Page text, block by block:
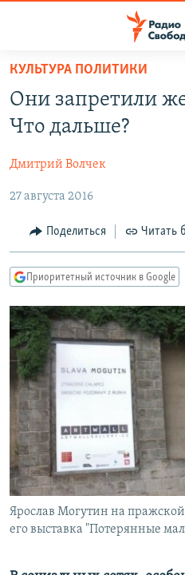
упрощенного
доступа
Вернуться
основному
Вернутся
главной
навигации
Вернутся
поиску
ЦИТАТЫ СВОБОДЫ
МНЕНИЯ
КУЛЬТУРА
IDEL.РЕАЛИИ
КАВКАЗ.РЕАЛИИ
СЕВЕР.РЕАЛИИ
СИБИРЬ.РЕАЛИИ
РАСПИСАНИЕ ВЕЩАНИЯ
ПОДПИШИТЕСЬ НА
СОЦИАЛЬНЫЕ СЕТИ
КУЛЬТУРА ПОЛИТИКИ
Они запретили
Что дальше?
Дмитрий Волчек
27 августа 2016
Поделиться Читать
Приоритетный источник в Google
Ярослав Могутин на
его выставка "Потерянные